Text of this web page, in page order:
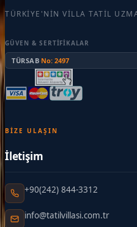
TÜRKIYE'NIN VILLA TATIL
GÜVEN & SERTIFIKALAR
TÜRSAB·No: 2497
BIZE ULAŞIN
İletişim
+90(242) 844-3312
info@tatilvillasi.com.tr